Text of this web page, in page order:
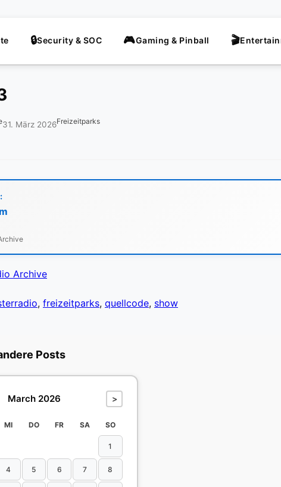
Security & SOC Gaming & Pinball
31. März 2026Freizeitparks
Archive
, freizeitparks, quellcode, show
Posts
March 2026 >
MI DO FR SA SO
1
4 5 6 7 8